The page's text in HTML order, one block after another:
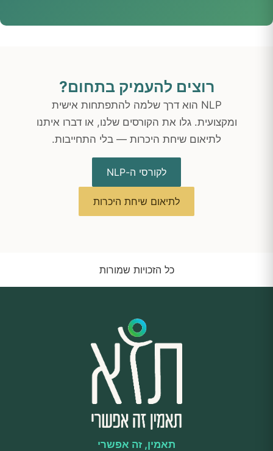
רוצים להעמיק בתחום?
NLP הוא דרך שלמה להתפתחות אישית
ומקצועית. גלו את הקורסים שלנו, או דברו איתנו
לתיאום שיחת היכרות — בלי התחייבות.
לקורסי ה-NLP
לתיאום שיחת היכרות
כל הזכויות שמורות
תאמין, זה אפשרי